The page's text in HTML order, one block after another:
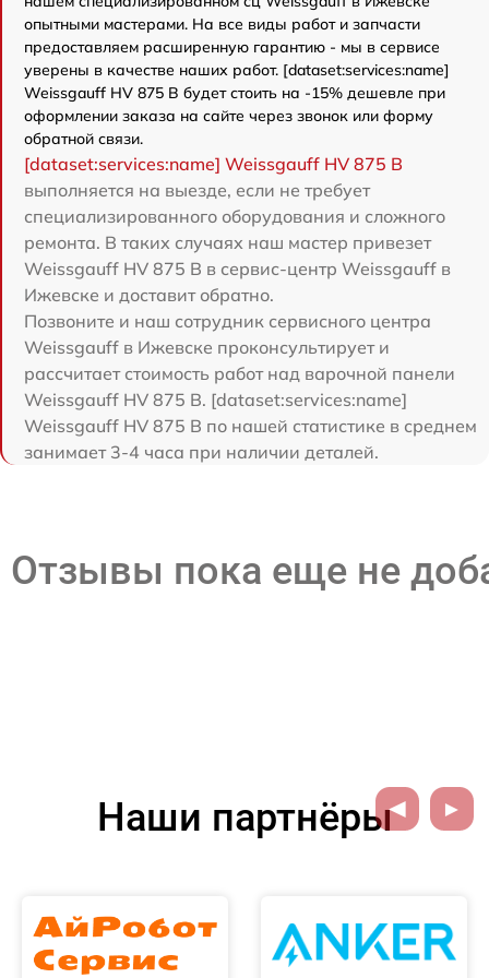
опытными мастерами. На все виды работ и запчасти
предоставляем расширенную гарантию - мы в сервисе
уверены в качестве наших работ. [dataset:services:name]
Weissgauff HV 875 B будет стоить на -15% дешевле при
оформлении заказа на сайте через звонок или форму
обратной связи.
[dataset:services:name] Weissgauff HV 875 B
выполняется на выезде, если не требует
специализированного оборудования и сложного
ремонта. В таких случаях наш мастер привезет
Weissgauff HV 875 B в сервис-центр Weissgauff в
Ижевске и доставит обратно.
Позвоните и наш сотрудник сервисного центра
Weissgauff в Ижевске проконсультирует и
рассчитает стоимость работ над варочной панели
Weissgauff HV 875 B. [dataset:services:name]
Weissgauff HV 875 B по нашей статистике в среднем
занимает 3-4 часа при наличии деталей.
Отзывы пока еще не
Наши партнёры